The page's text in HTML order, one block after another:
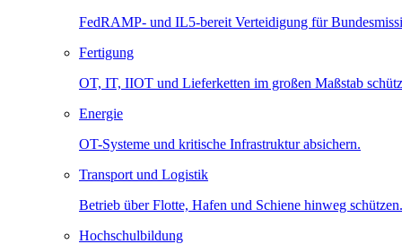
FedRAMP- und IL5-bereit Verteidigung für
Fertigung
OT, IT, IIOT und Lieferketten im großen Maßstab
Energie
OT-Systeme und kritische Infrastruktur absichern.
Transport und Logistik
Betrieb über Flotte, Hafen und Schiene hinweg schützen.
Hochschulbildung